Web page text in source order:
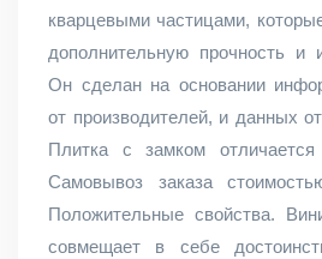
кварцевыми частицами,
дополнительную прочность и
Он сделан на основании
от производителей, и данных
Плитка с замком
Самовывоз заказа
Положительные свойства.
совмещает в себе